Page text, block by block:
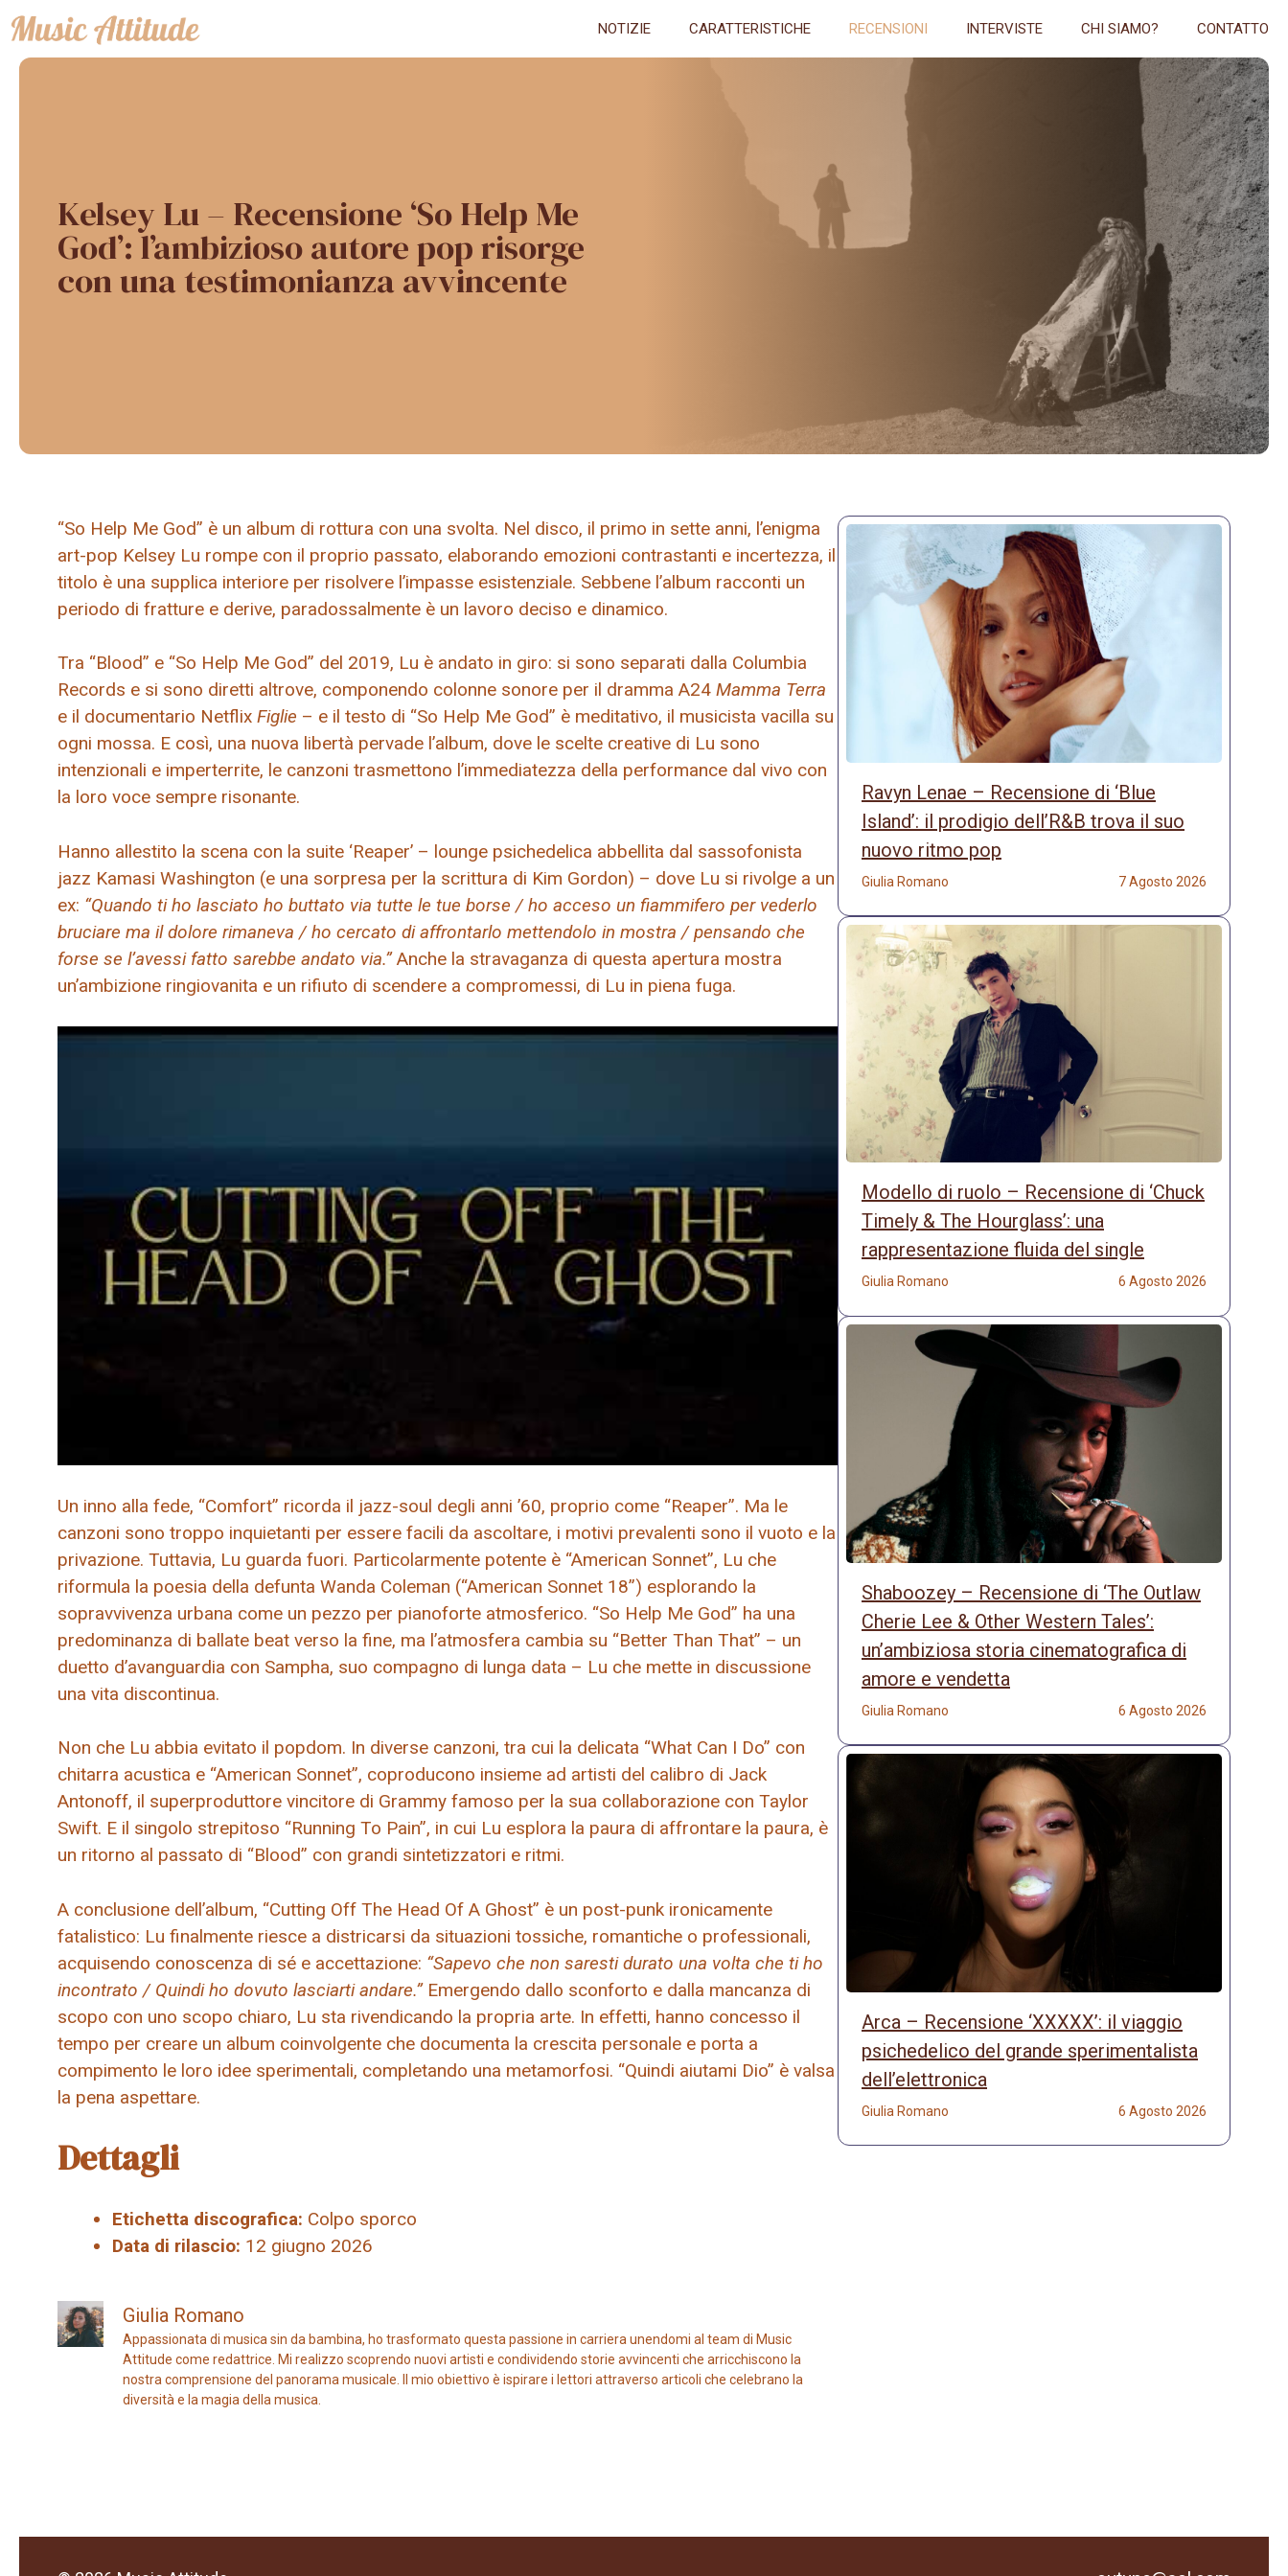
Vai
al
contenuto
NOTIZIE CARATTERISTICHE RECENSIONI INTERVISTE CHI SIAMO? CONTATTO
Kelsey Lu – Recensione ‘So Help Me
God’: l’ambizioso autore pop risorge
con una testimonianza avvincente
“So Help Me God” è un album di rottura con una svolta. Nel disco, il primo in sette anni, l’enigma
art-pop Kelsey Lu rompe con il proprio passato, elaborando emozioni contrastanti e incertezza, il
titolo è una supplica interiore per risolvere l’impasse esistenziale. Sebbene l’album racconti un
periodo di fratture e derive, paradossalmente è un lavoro deciso e dinamico.
Tra “Blood” e “So Help Me God” del 2019, Lu è andato in giro: si sono separati dalla Columbia
Records e si sono diretti altrove, componendo colonne sonore per il dramma A24 Mamma Terra
e il documentario Netflix Figlie – e il testo di “So Help Me God” è meditativo, il musicista vacilla su
ogni mossa. E così, una nuova libertà pervade l’album, dove le scelte creative di Lu sono
intenzionali e imperterrite, le canzoni trasmettono l’immediatezza della performance dal vivo con
la loro voce sempre risonante.
Hanno allestito la scena con la suite ‘Reaper’ – lounge psichedelica abbellita dal sassofonista
jazz Kamasi Washington (e una sorpresa per la scrittura di Kim Gordon) – dove Lu si rivolge a un
ex: “Quando ti ho lasciato ho buttato via tutte le tue borse / ho acceso un fiammifero per vederlo
bruciare ma il dolore rimaneva / ho cercato di affrontarlo mettendolo in mostra / pensando che
forse se l’avessi fatto sarebbe andato via.”Anche la stravaganza di questa apertura mostra
un’ambizione ringiovanita e un rifiuto di scendere a compromessi, di Lu in piena fuga.
Un inno alla fede, “Comfort” ricorda il jazz-soul degli anni ’60, proprio come “Reaper”. Ma le
canzoni sono troppo inquietanti per essere facili da ascoltare, i motivi prevalenti sono il vuoto e la
privazione. Tuttavia, Lu guarda fuori. Particolarmente potente è “American Sonnet”, Lu che
riformula la poesia della defunta Wanda Coleman (“American Sonnet 18”) esplorando la
sopravvivenza urbana come un pezzo per pianoforte atmosferico. “So Help Me God” ha una
predominanza di ballate beat verso la fine, ma l’atmosfera cambia su “Better Than That” – un
duetto d’avanguardia con Sampha, suo compagno di lunga data – Lu che mette in discussione
una vita discontinua.
Non che Lu abbia evitato il popdom. In diverse canzoni, tra cui la delicata “What Can I Do” con
chitarra acustica e “American Sonnet”, coproducono insieme ad artisti del calibro di Jack
Antonoff, il superproduttore vincitore di Grammy famoso per la sua collaborazione con Taylor
Swift. E il singolo strepitoso “Running To Pain”, in cui Lu esplora la paura di affrontare la paura, è
un ritorno al passato di “Blood” con grandi sintetizzatori e ritmi.
A conclusione dell’album, “Cutting Off The Head Of A Ghost” è un post-punk ironicamente
fatalistico: Lu finalmente riesce a districarsi da situazioni tossiche, romantiche o professionali,
acquisendo conoscenza di sé e accettazione: “Sapevo che non saresti durato una volta che ti ho
incontrato / Quindi ho dovuto lasciarti andare.”Emergendo dallo sconforto e dalla mancanza di
scopo con uno scopo chiaro, Lu sta rivendicando la propria arte. In effetti, hanno concesso il
tempo per creare un album coinvolgente che documenta la crescita personale e porta a
compimento le loro idee sperimentali, completando una metamorfosi. “Quindi aiutami Dio” è valsa
la pena aspettare.
Dettagli
Etichetta discografica: Colpo sporco
Data di rilascio: 12 giugno 2026
Giulia Romano
Appassionata di musica sin da bambina, ho trasformato questa passione in carriera unendomi al team di Music
Attitude come redattrice. Mi realizzo scoprendo nuovi artisti e condividendo storie avvincenti che arricchiscono la
nostra comprensione del panorama musicale. Il mio obiettivo è ispirare i lettori attraverso articoli che celebrano la
diversità e la magia della musica.
Ravyn Lenae – Recensione di ‘Blue
Island’: il prodigio dell’R&B trova il suo
nuovo ritmo pop
Giulia Romano 7 Agosto 2026
Modello di ruolo – Recensione di ‘Chuck
Timely & The Hourglass’: una
rappresentazione fluida del single
Giulia Romano 6 Agosto 2026
Shaboozey – Recensione di ‘The Outlaw
Cherie Lee & Other Western Tales’:
un’ambiziosa storia cinematografica di
amore e vendetta
Giulia Romano 6 Agosto 2026
Arca – Recensione ‘XXXXX’: il viaggio
psichedelico del grande sperimentalista
dell’elettronica
Giulia Romano 6 Agosto 2026